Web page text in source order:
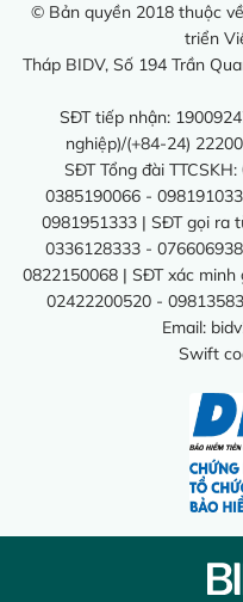
© Bản quyền 2018 thuộc
triển
Tháp BIDV, Số 194 Trần
SĐT tiếp nhận:
nghiệp)/(+84-24)
SĐT Tổng đài
0385190066 -
0981951333 | SĐT gọi ra
0336128333 -
0822150068 | SĐT xác
02422200520 -
Email:
Swift